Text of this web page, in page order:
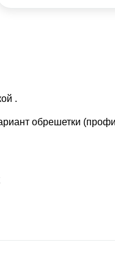
.
обрешетки